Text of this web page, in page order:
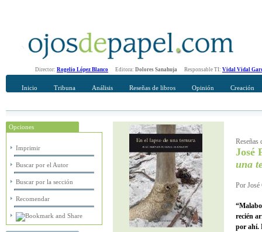
Director: Rogelio López Blanco Editora: Dolores Sanahuja Responsable TI: Vidal Vidal
Inicio Tribuna Análisis Reseñas de libros Opinión Creación
Opciones
Imprimir
Buscar por el Autor
Buscar por la sección
Recomendar
Recomendar
Su nombre Completo
Reseñas
José
una
Por José
recién
por ahí.